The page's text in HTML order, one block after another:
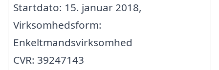
Startdato: 15. januar 2018,
Virksomhedsform:
Enkeltmandsvirksomhed
CVR: 39247143